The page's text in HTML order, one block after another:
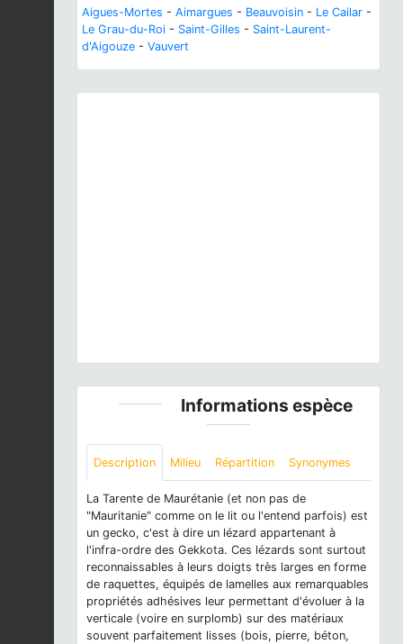
Aigues-Mortes - Aimargues - Beauvoisin - Le Cailar -
Le Grau-du-Roi - Saint-Gilles - Saint-Laurent-
d'Aigouze - Vauvert
Informations espèce
Description Milieu Répartition Synonymes
La Tarente de Maurétanie (et non pas de
"Mauritanie" comme on le lit ou l'entend parfois) est
un gecko, c'est à dire un lézard appartenant à
l'infra-ordre des Gekkota. Ces lézards sont surtout
reconnaissables à leurs doigts très larges en forme
de raquettes, équipés de lamelles aux remarquables
propriétés adhésives leur permettant d'évoluer à la
verticale (voire en surplomb) sur des matériaux
souvent parfaitement lisses (bois, pierre, béton,